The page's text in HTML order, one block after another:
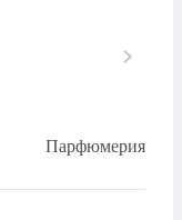
Парфюмерия